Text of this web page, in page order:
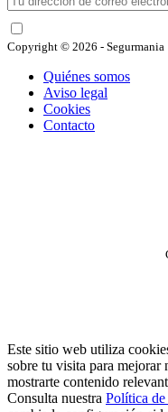
Copyright © 2026 - Segurmania
Quiénes somos
Aviso legal
Cookies
Contacto
Este sitio web utiliza
sobre tu visita para mejorar
mostrarte contenido
Consulta nuestra Política